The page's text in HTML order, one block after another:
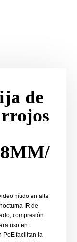
de
nítido en alta
IR de
compresión
uso en
PoE facilitan la